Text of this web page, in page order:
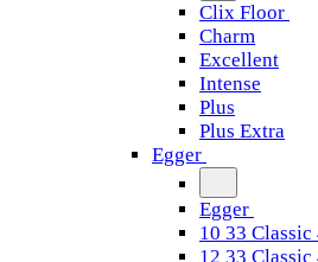
Clix Floor
Charm
Excellent
Intense
Plus
Plus Extra
Egger
Egger
10 33 Classic
12 33 Classic